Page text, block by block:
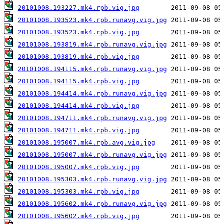
20101008.193227.mk4.rpb.vig.jpg
20101008.193523.mk4.rpb.runavg.vig.jpg
20101008.193523.mk4.rpb.vig.jpg
20101008.193819.mk4.rpb.runavg.vig.jpg
20101008.193819.mk4.rpb.vig.jpg
20101008.194115.mk4.rpb.runavg.vig.jpg
20101008.194115.mk4.rpb.vig.jpg
20101008.194414.mk4.rpb.runavg.vig.jpg
20101008.194414.mk4.rpb.vig.jpg
20101008.194711.mk4.rpb.runavg.vig.jpg
20101008.194711.mk4.rpb.vig.jpg
20101008.195007.mk4.rpb.avg.vig.jpg
20101008.195007.mk4.rpb.runavg.vig.jpg
20101008.195007.mk4.rpb.vig.jpg
20101008.195303.mk4.rpb.runavg.vig.jpg
20101008.195303.mk4.rpb.vig.jpg
20101008.195602.mk4.rpb.runavg.vig.jpg
20101008.195602.mk4.rpb.vig.jpg